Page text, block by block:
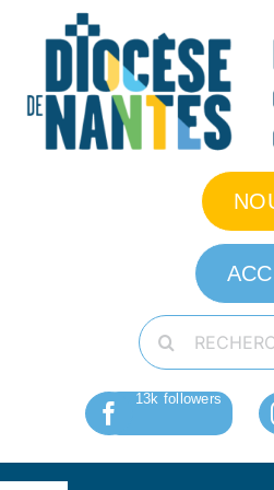
Rechercher: